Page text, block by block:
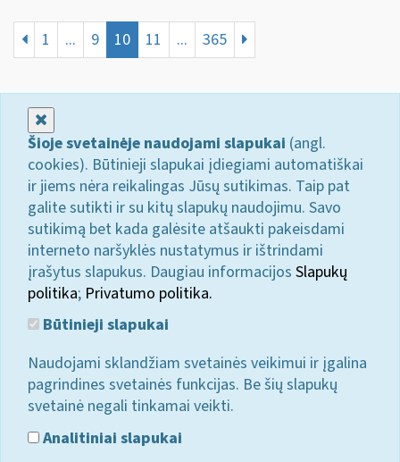
1 ... 9 10 11 ... 365
Šioje svetainėje naudojami slapukai (angl.
cookies). Būtinieji slapukai įdiegiami automatiškai
ir jiems nėra reikalingas Jūsų sutikimas. Taip pat
galite sutikti ir su kitų slapukų naudojimu. Savo
sutikimą bet kada galėsite atšaukti pakeisdami
interneto naršyklės nustatymus ir ištrindami
įrašytus slapukus. Daugiau informacijos Slapukų
politika; Privatumo politika.
Būtinieji slapukai
Naudojami sklandžiam svetainės veikimui ir įgalina
pagrindines svetainės funkcijas. Be šių slapukų
svetainė negali tinkamai veikti.
Analitiniai slapukai